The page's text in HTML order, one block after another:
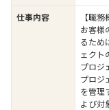
仕事内容
【職務
お客様
るため
ェクト
プロジ
プロジ
を管理
よび対